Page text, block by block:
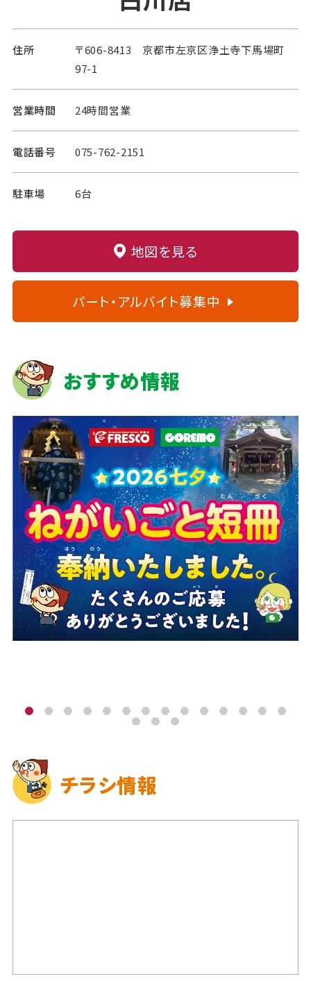
住所
〒606-8413 京都市左京区浄土寺下馬場町
97-1
営業時間 24時間営業
電話番号 075-762-2151
駐車場 6台
地図を見る
パート・アルバイト募集中
おすすめ情報
チラシ情報